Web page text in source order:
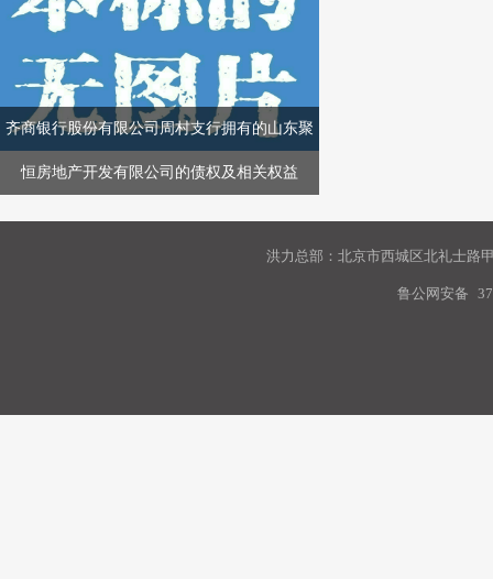
齐商银行股份有限公司周村支行拥有的山东聚
恒房地产开发有限公司的债权及相关权益
洪力总部：北京市西城区北礼士路
鲁公网安备